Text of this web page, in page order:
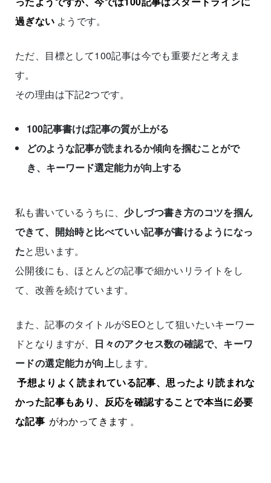
過ぎない ようです。
ただ、目標として100記事は今でも重要だと考えま
す。
その理由は下記2つです。
100記事書けば記事の質が上がる
どのような記事が読まれるか傾向を掴むことがで
き、キーワード選定能力が向上する
私も書いているうちに、 少しづつ書き方のコツを掴ん
できて、開始時と比べていい記事が書けるようになっ
たと思います。
公開後にも、ほとんどの記事で細かいリライトをし
て、改善を続けています。
また、記事のタイトルがSEOとして狙いたいキーワー
ドとなりますが、 日々のアクセス数の確認で、キーワ
ードの選定能力が向上します。
予想よりよく読まれている記事、思ったより読まれな
かった記事もあり、反応を確認することで本当に必要
な記事 がわかってきます 。